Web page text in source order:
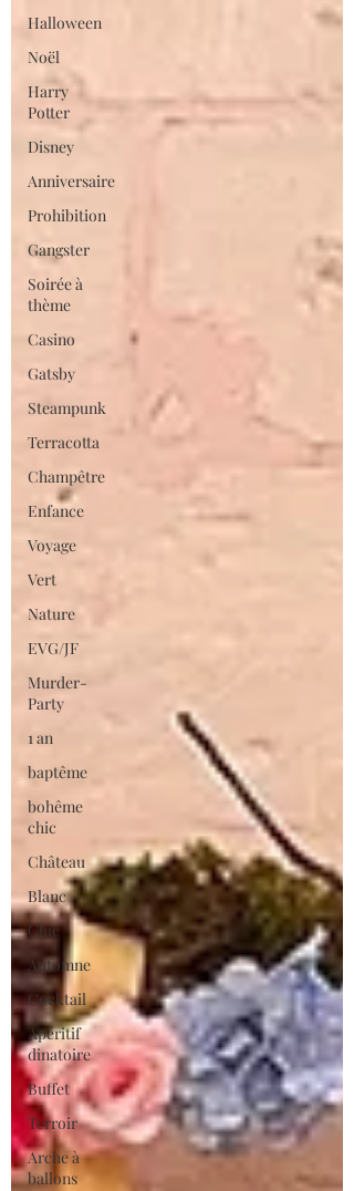
Halloween
Noël
Harry
Potter
Disney
Anniversaire
Prohibition
Gangster
Soirée à
thème
Casino
Gatsby
Steampunk
Terracotta
Champêtre
Enfance
Voyage
Vert
Nature
EVG/JF
Murder-
Party
1 an
baptême
bohême
chic
Château
Blanc
Chic
Automne
Cocktail
Apéritif
dinatoire
Buffet
Terroir
Arche à
ballons